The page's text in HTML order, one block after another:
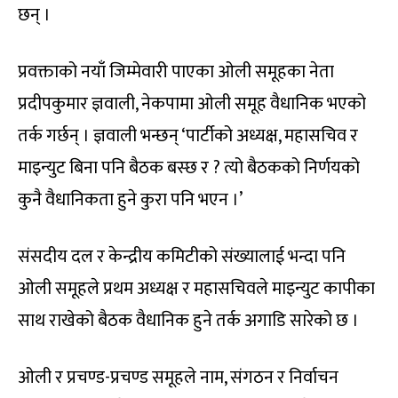
छन् ।
प्रवक्ताको नयाँ जिम्मेवारी पाएका ओली समूहका नेता
प्रदीपकुमार ज्ञवाली, नेकपामा ओली समूह वैधानिक भएको
तर्क गर्छन् । ज्ञवाली भन्छन् ‘पार्टीको अध्यक्ष, महासचिव र
माइन्युट बिना पनि बैठक बस्छ र ? त्यो बैठकको निर्णयको
कुनै वैधानिकता हुने कुरा पनि भएन ।’
संसदीय दल र केन्द्रीय कमिटीको संख्यालाई भन्दा पनि
ओली समूहले प्रथम अध्यक्ष र महासचिवले माइन्युट कापीका
साथ राखेको बैठक वैधानिक हुने तर्क अगाडि सारेको छ ।
ओली र प्रचण्ड-प्रचण्ड समूहले नाम, संगठन र निर्वाचन